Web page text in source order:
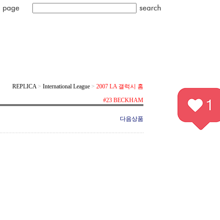
REPLICA > International League > 2007 LA 갤럭시 홈
#23 BECKHAM
다음상품